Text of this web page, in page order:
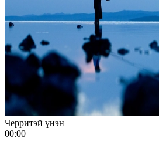
Черритэй үнэн
00:00